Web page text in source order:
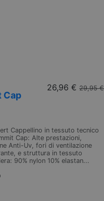
Cap
26,96 € 29,95 €
Cappellino in tessuto tecnico
Cap: Alte prestazioni,
Anti-Uv, fori di ventilazione
e struttura in tessuto
90% nylon 10% elastan...